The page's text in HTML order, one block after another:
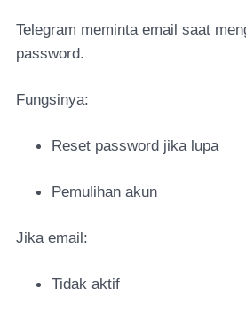
Telegram meminta email saat
password.
Fungsinya:
Reset password jika lupa
Pemulihan akun
Jika email:
Tidak aktif